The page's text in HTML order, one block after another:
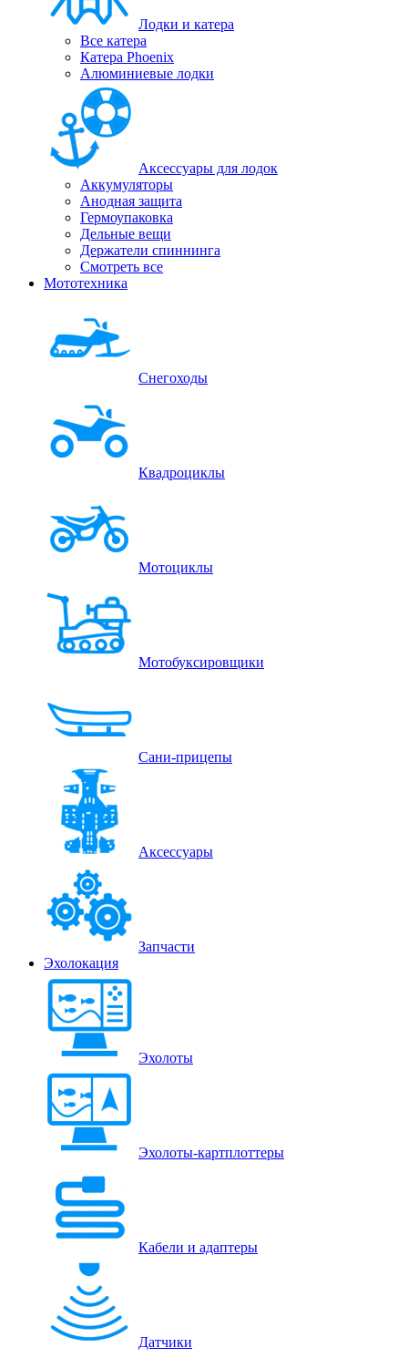
Лодки и катера
Все катера
Катера Phoenix
Алюминиевые лодки
Аксессуары для лодок
Аккумуляторы
Анодная защита
Гермоупаковка
Дельные вещи
Держатели спиннинга
Смотреть все
Мототехника
Снегоходы
Квадроциклы
Мотоциклы
Мотобуксировщики
Сани-прицепы
Аксессуары
Запчасти
Эхолокация
Эхолоты
Эхолоты-картплоттеры
Кабели и адаптеры
Датчики